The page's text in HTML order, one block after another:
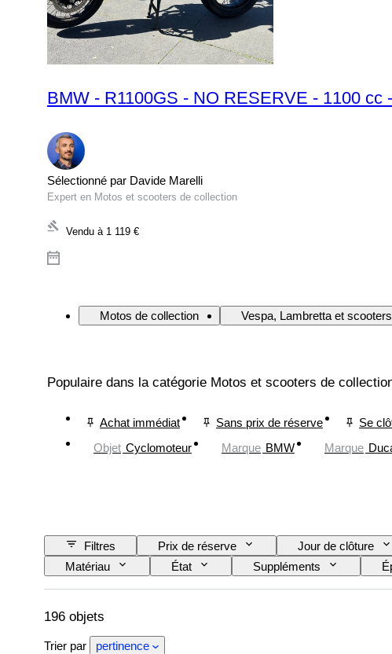
BMW - R1100GS - NO RESERVE - 1100 cc
Sélectionné par Davide Marelli
Expert en Motos et scooters de collection
Vendu à 1 119 €
Motos de collection Vespa, Lambretta et
Populaire dans la catégorie Motos et scooters de
Achat immédiat Sans prix de réserve Se
Objet Cyclomoteur Marque BMW Marque
Filtres Prix de réserve Jour de clôture
Matériau
État Suppléments
CoC (Certificat de conformité)
Original / Réplique
196 objets
Trier par pertinence